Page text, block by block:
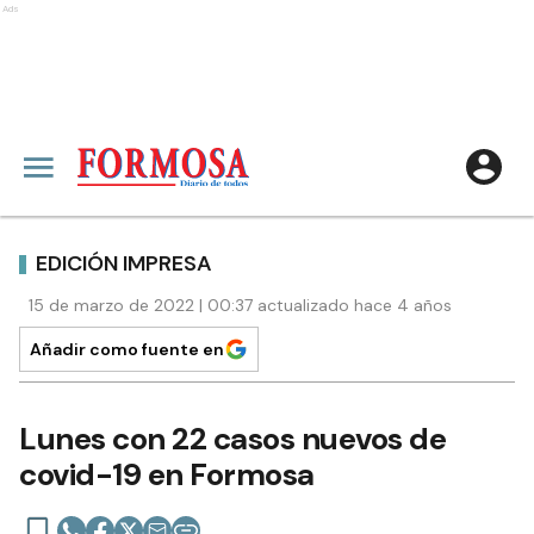
Ads
EDICIÓN IMPRESA
15 de marzo de 2022 | 00:37 actualizado hace 4 años
Añadir como fuente en
Lunes con 22 casos nuevos de
covid-19 en Formosa